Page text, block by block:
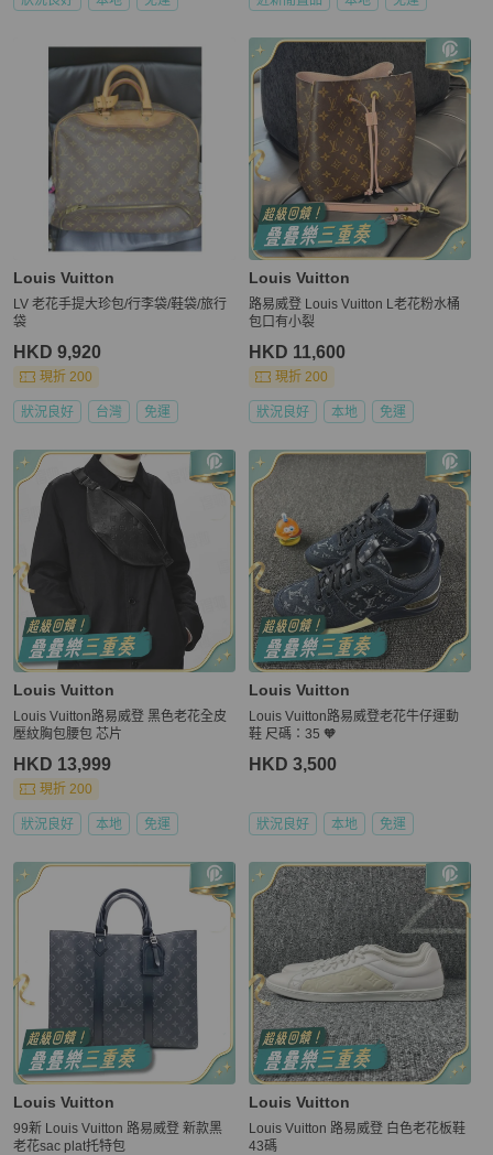
Louis Vuitton
LV 老花手提大珍包/行李袋/鞋袋/旅行
袋
HKD 9,920
現折 200
狀況良好 台灣 免運
Louis Vuitton
路易威登 Louis Vuitton L老花粉水桶
包口有小裂
HKD 11,600
現折 200
狀況良好 本地 免運
Louis Vuitton
Louis Vuitton路易威登 黑色老花全皮
壓紋胸包腰包 芯片
HKD 13,999
現折 200
狀況良好 本地 免運
Louis Vuitton
Louis Vuitton路易威登老花牛仔運動
鞋 尺碼：35 🧡
HKD 3,500
狀況良好 本地 免運
Louis Vuitton
99新 Louis Vuitton 路易威登 新款黑
老花sac plat托特包
Louis Vuitton
Louis Vuitton 路易威登 白色老花板鞋
43碼